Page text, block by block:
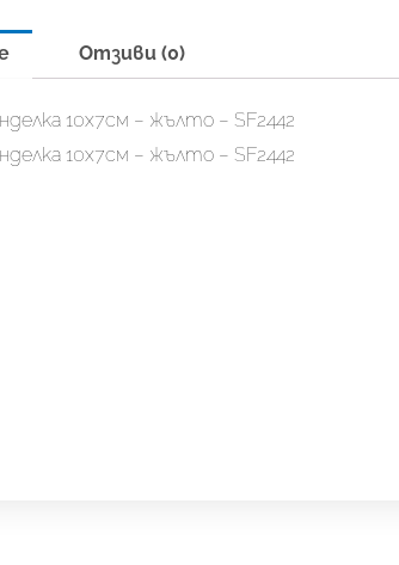
Отзиви (0)
10х7см – жълто – SF2442
10х7см – жълто – SF2442